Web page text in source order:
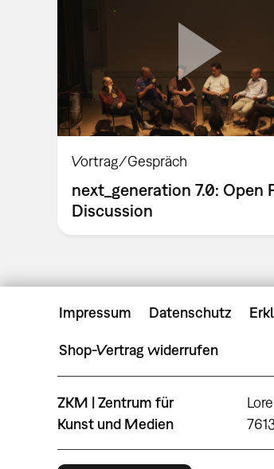
Vortrag/Gespräch
next_generation 7.0: Open
Discussion
Impressum Datenschutz
Shop-Vertrag widerrufen
ZKM | Zentrum für
Kunst und Medien